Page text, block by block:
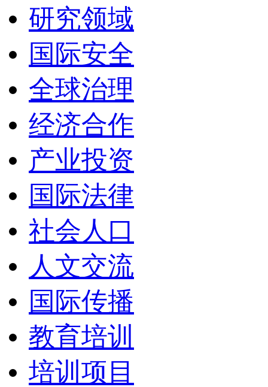
研究领域
国际安全
全球治理
经济合作
产业投资
国际法律
社会人口
人文交流
国际传播
教育培训
培训项目